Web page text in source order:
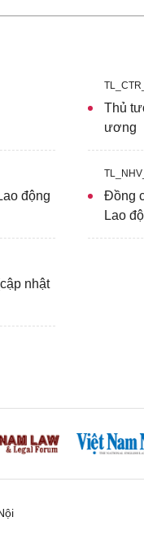
Thủ
ương
động
Đồng
Lao
nhật